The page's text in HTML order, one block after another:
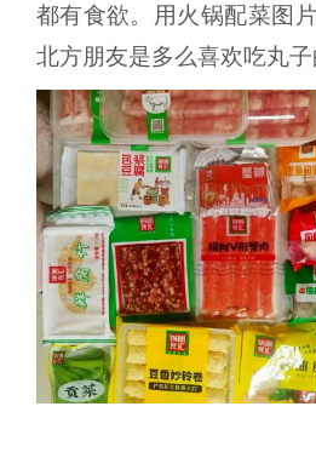
都有食欲。用火锅配菜图
北方朋友是多么喜欢吃丸子